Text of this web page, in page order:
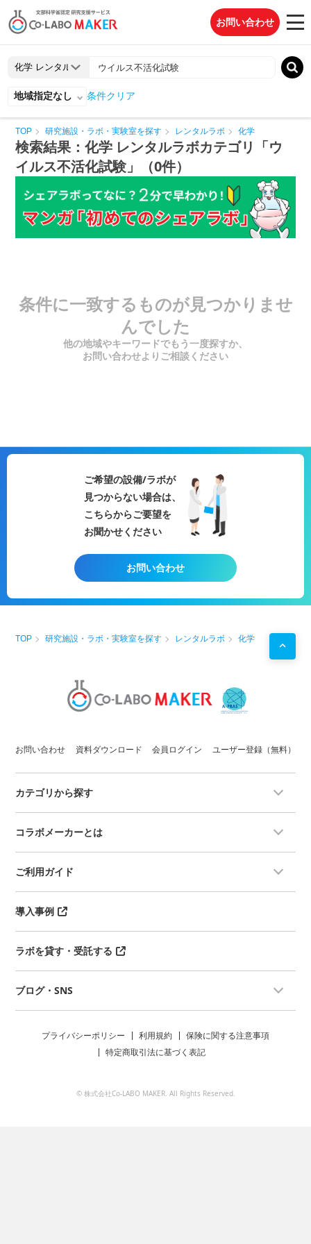
お問い合わせ
地域指定なし 条件クリア
TOP 研究施設・ラボ・実験室を探す レンタルラボ 化学
検索結果：化学 レンタルラボカテゴリ「ウ
イルス不活化試験」（0件）
条件に一致するものが見つかりませ
んでした
他の地域やキーワードでもう一度探すか、
お問い合わせよりご相談ください
ご希望の設備/ラボが
見つからない場合は、
こちらからご要望を
お聞かせください
お問い合わせ
TOP 研究施設・ラボ・実験室を探す レンタルラボ 化学
お問い合わせ 資料ダウンロード 会員ログイン ユーザー登録（無料）
カテゴリから探す
コラボメーカーとは
ご利用ガイド
導入事例
ラボを貸す・受託する
ブログ・SNS
プライバシーポリシー 利用規約
保険に関する注意事項
特定商取引法に基づく表記
© 株式会社Co-LABO MAKER. All Rights Reserved.